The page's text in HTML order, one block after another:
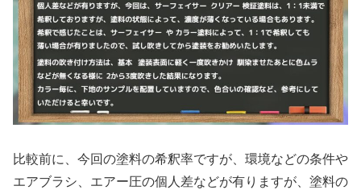
比較前に、今回の塗料の希釈率ですが、環境などの条件や
エアブラシ、エアー圧の個人差などが有りますが、塗料の